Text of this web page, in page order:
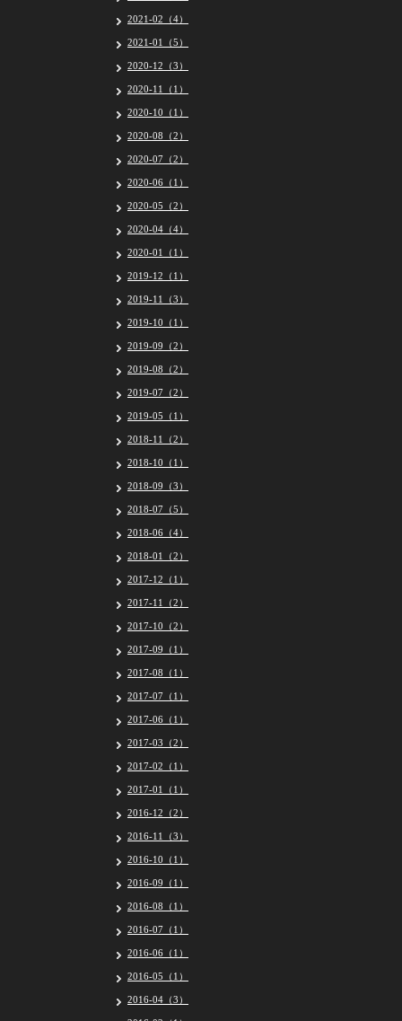
2021-02（4）
2021-01（5）
2020-12（3）
2020-11（1）
2020-10（1）
2020-08（2）
2020-07（2）
2020-06（1）
2020-05（2）
2020-04（4）
2020-01（1）
2019-12（1）
2019-11（3）
2019-10（1）
2019-09（2）
2019-08（2）
2019-07（2）
2019-05（1）
2018-11（2）
2018-10（1）
2018-09（3）
2018-07（5）
2018-06（4）
2018-01（2）
2017-12（1）
2017-11（2）
2017-10（2）
2017-09（1）
2017-08（1）
2017-07（1）
2017-06（1）
2017-03（2）
2017-02（1）
2017-01（1）
2016-12（2）
2016-11（3）
2016-10（1）
2016-09（1）
2016-08（1）
2016-07（1）
2016-06（1）
2016-05（1）
2016-04（3）